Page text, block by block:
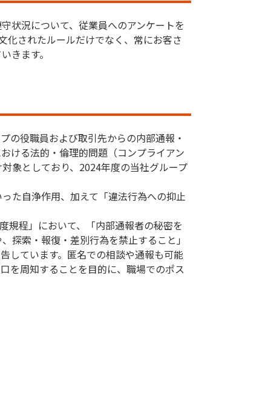
状況について、従業員へのアンケートを
化されたルールだけでなく、常にお客さ
きます。
の役職員および取引先からの内部通報・
ける法的・倫理的問題（コンプライアン
象としており、2024年度の当社グループ
た自浄作用、加えて「違法行為への抑止
規程」において、「内部通報者の秘密を
探索・報復・差別行為を禁止すること」
しています。匿名での相談や通報も可能
を周知することを目的に、職場でのポス